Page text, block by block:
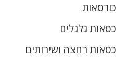
כורסאות
כסאות גלגלים
כסאות רחצה ושירותים